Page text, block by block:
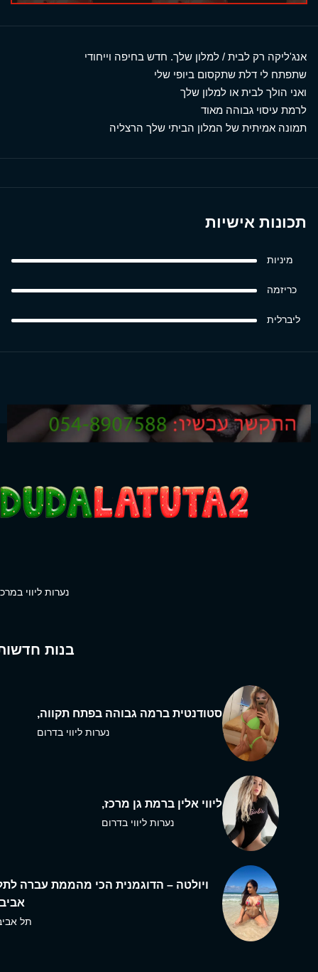
אנג'ליקה רק לבית / למלון שלך. חדש בחיפה וייחודי
שתפתח לי דלת שתקסום ביופי שלי
ואני הולך לבית או למלון שלך
לרמת עיסוי גבוהה מאוד
תמונה אמיתית של המלון הביתי שלך הרצליה
תכונות אישיות
מיניות
כריזמה
ליברלית
נערות ליווי
בנות
סטודנטית ברמה גבוהה בפתח תקווה,
נערות ליווי בדרום
ליווי אלין ברמת גן מרכז,
נערות ליווי בדרום
ויולטה – הדוגמנית הכי מהממת עברה
תל